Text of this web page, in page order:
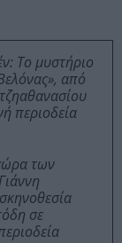
Το μυστήριο
από
περιοδεία
των
σε